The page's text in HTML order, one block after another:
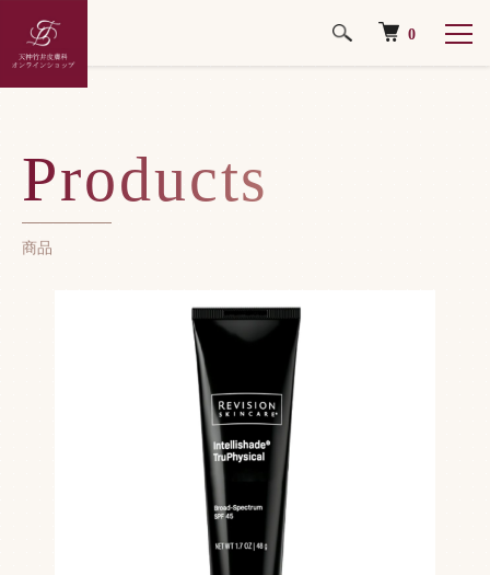
0
ホーム
Products
商品